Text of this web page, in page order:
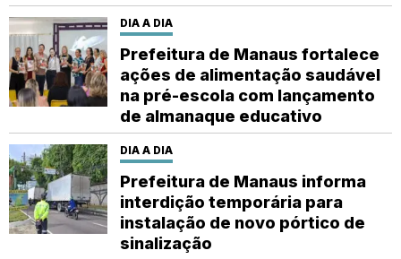
DIA A DIA
Prefeitura de Manaus fortalece
ações de alimentação saudável
na pré-escola com lançamento
de almanaque educativo
DIA A DIA
Prefeitura de Manaus informa
interdição temporária para
instalação de novo pórtico de
sinalização